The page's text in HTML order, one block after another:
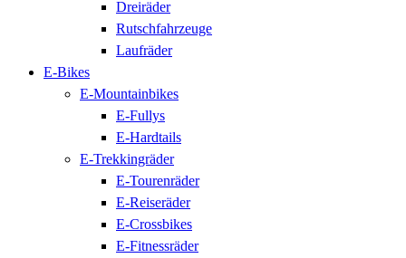
Dreiräder
Rutschfahrzeuge
Laufräder
E-Bikes
E-Mountainbikes
E-Fullys
E-Hardtails
E-Trekkingräder
E-Tourenräder
E-Reiseräder
E-Crossbikes
E-Fitnessräder